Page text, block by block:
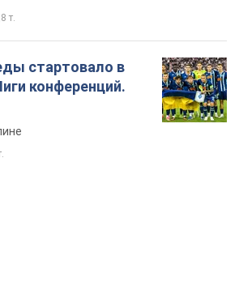
т.
стартовало в
конференций.